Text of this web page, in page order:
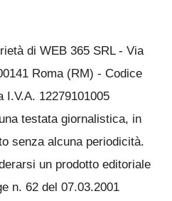
di WEB 365 SRL - Via
Roma (RM) - Codice
I.V.A. 12279101005
testata giornalistica, in
senza alcuna periodicità.
un prodotto editoriale
n. 62 del 07.03.2001